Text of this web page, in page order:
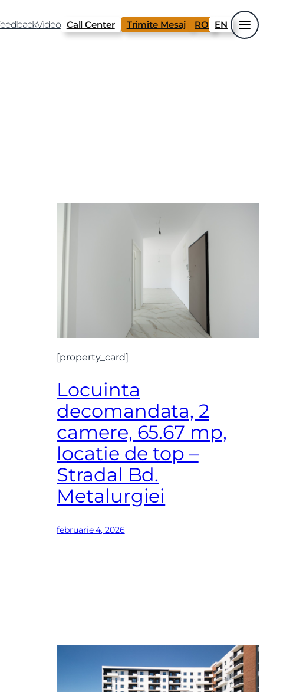
Video Call Center Trimite Mesaj RO EN
[property_card]
Locuinta
decomandata, 2
camere, 65.67 mp,
locatie de top –
Stradal Bd.
Metalurgiei
februarie 4, 2026